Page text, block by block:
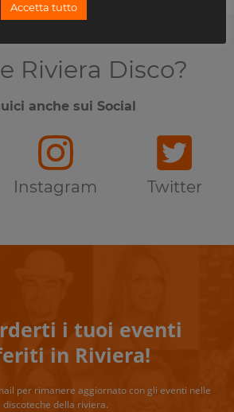
Riviera Disco?
anche sui Social
Instagram Twitter
i tuoi eventi
in Riviera!
per rimanere aggiornato con gli eventi nelle
discoteche della riviera.
Accetta tutto